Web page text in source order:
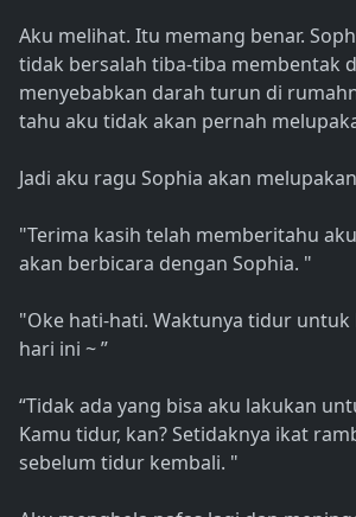
Aku melihat. Itu memang benar.
tidak bersalah tiba-tiba membentak
menyebabkan darah turun di
tahu aku tidak akan pernah
Jadi aku ragu Sophia akan
"Terima kasih telah memberitahu
akan berbicara dengan Sophia. "
"Oke hati-hati. Waktunya tidur untuk
hari ini ~ ”
“Tidak ada yang bisa aku lakukan
Kamu tidur, kan? Setidaknya ikat
sebelum tidur kembali. "